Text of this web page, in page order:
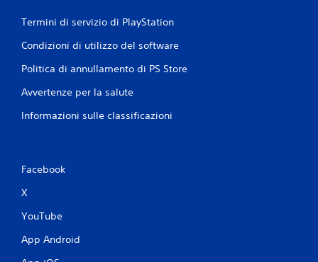
Termini di servizio di PlayStation
Condizioni di utilizzo del software
Politica di annullamento di PS Store
Avvertenze per la salute
Informazioni sulle classificazioni
Facebook
X
YouTube
App Android